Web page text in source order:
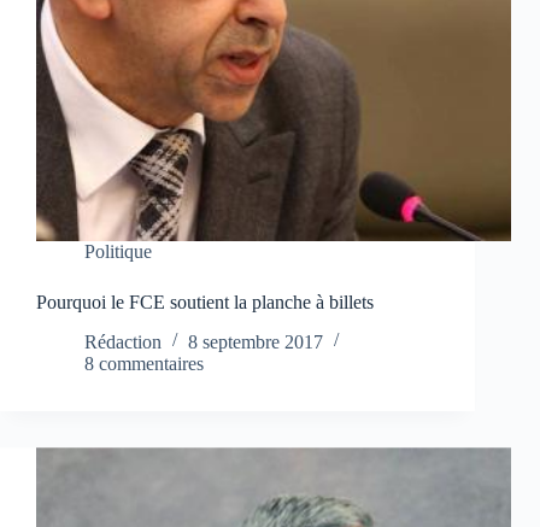
Politique
Pourquoi le FCE soutient la planche à billets
Rédaction
8 septembre 2017
8 commentaires